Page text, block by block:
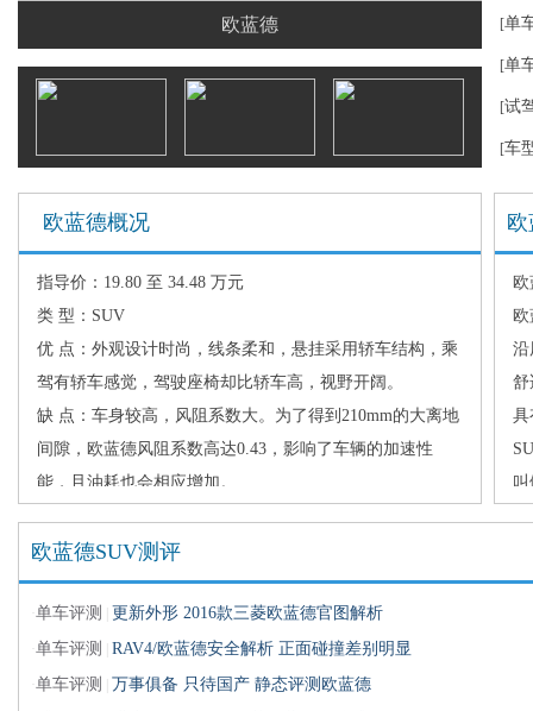
欧蓝德 [单
[单
[试
[车
欧蓝德概况
指导价：19.80 至 34.48 万元
类 型：SUV
优 点：外观设计时尚，线条柔和，悬挂采用轿车结构，乘
驾有轿车感觉，驾驶座椅却比轿车高，视野开阔。
缺 点：车身较高，风阻系数大。为了得到210mm的大离地
间隙，欧蓝德风阻系数高达0.43，影响了车辆的加速性
能，且油耗也会相应增加。
欧
沿
舒
具
叫
欧蓝德SUV测评
单车评测 更新外形 2016款三菱欧蓝德官图解析
单车评测 RAV4/欧蓝德安全解析 正面碰撞差别明显
单车评测 万事俱备 只待国产 静态评测欧蓝德